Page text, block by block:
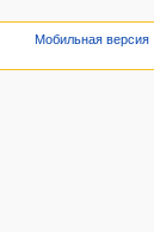
Мобильная версия